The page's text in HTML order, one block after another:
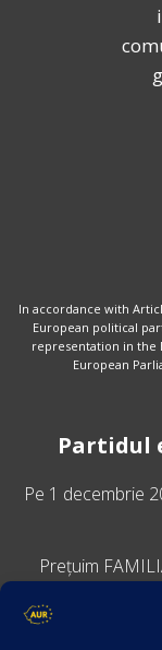
In accordance with
European political
representation in the
European
Partidul
Pe 1 decembrie
Prețuim